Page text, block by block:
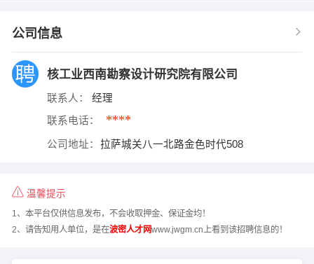
公司信息
核工业西南勘察设计研究院有限公司
联系人： 经理
联系电话： ****
公司地址： 拉萨城关八一北路金色时代508
温馨提示
1、本平台仅供信息发布，不会收取押金、保证金均！
2、请告知用人单位，是在波密人才网www.jwgm.cn上看到该招聘信息的！